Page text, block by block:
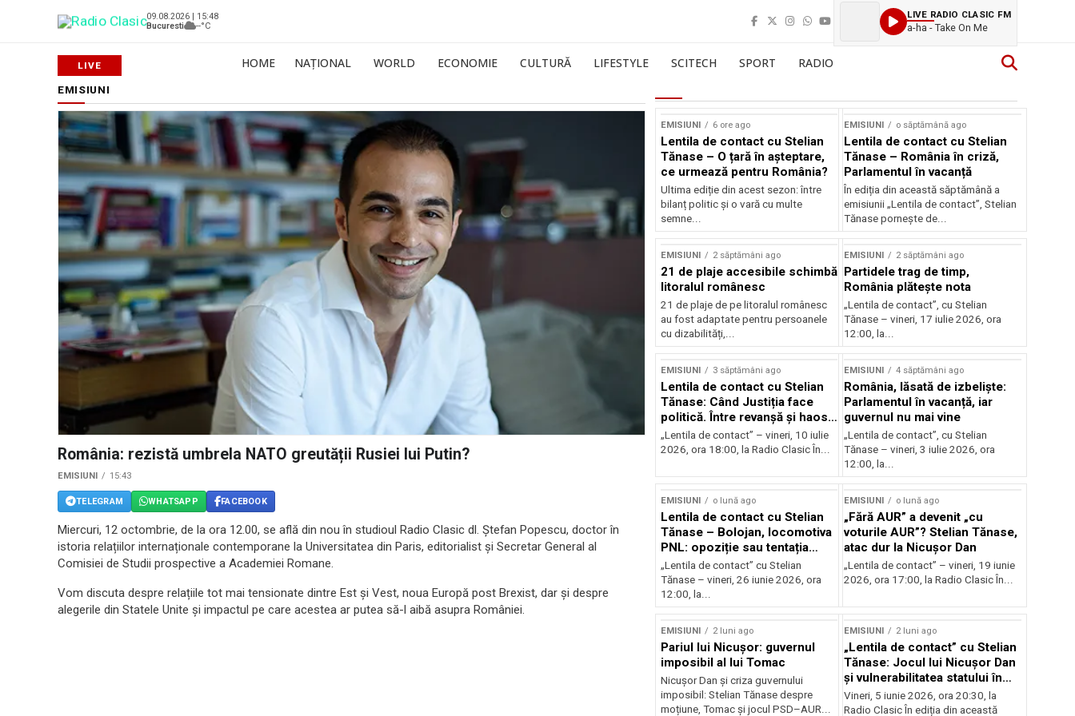
09.08.2026 | 15:48
Bucuresti
--°C
LIVE RADIO CLASIC FM
a-ha - Take On Me
HOME NAȚIONAL WORLD ECONOMIE CULTURĂ LIFESTYLE SCITECH SPORT RADIO
EMISIUNI
România: rezistă umbrela NATO greutății Rusiei lui Putin?
EMISIUNI 15:43
TELEGRAM WHATSAPP FACEBOOK
Miercuri, 12 octombrie, de la ora 12.00, se află din nou în studioul Radio Clasic dl. Ștefan Popescu, doctor în
istoria relațiilor internaționale contemporane la Universitatea din Paris, editorialist și Secretar General al
Comisiei de Studii prospective a Academiei Romane.
Vom discuta despre relațiile tot mai tensionate dintre Est și Vest, noua Europă post Brexist, dar și despre
alegerile din Statele Unite și impactul pe care acestea ar putea să-l aibă asupra României.
EMISIUNI 6 ore ago
Lentila de contact cu Stelian
Tănase – O țară în așteptare,
ce urmează pentru România?
Ultima ediție din acest sezon: între
bilanț politic și o vară cu multe
semne...
EMISIUNI o săptămână ago
Lentila de contact cu Stelian
Tănase – România în criză,
Parlamentul în vacanță
În ediția din această săptămână a
emisiunii „Lentila de contact”, Stelian
Tănase pornește de...
EMISIUNI 2 săptămâni ago
21 de plaje accesibile schimbă
litoralul românesc
21 de plaje de pe litoralul românesc
au fost adaptate pentru persoanele
cu dizabilități,...
EMISIUNI 2 săptămâni ago
Partidele trag de timp,
România plătește nota
„Lentila de contact”, cu Stelian
Tănase – vineri, 17 iulie 2026, ora
12:00, la...
EMISIUNI 3 săptămâni ago
Lentila de contact cu Stelian
Tănase: Când Justiția face
politică. Între revanșă și haos
instituțional
„Lentila de contact” – vineri, 10 iulie
2026, ora 18:00, la Radio Clasic În...
EMISIUNI 4 săptămâni ago
România, lăsată de izbeliște:
Parlamentul în vacanță, iar
guvernul nu mai vine
„Lentila de contact”, cu Stelian
Tănase – vineri, 3 iulie 2026, ora
12:00, la...
EMISIUNI o lună ago
Lentila de contact cu Stelian
Tănase – Bolojan, locomotiva
PNL: opoziție sau tentația
puterii?
„Lentila de contact” cu Stelian
Tănase – vineri, 26 iunie 2026, ora
12:00, la...
EMISIUNI o lună ago
„Fără AUR” a devenit „cu
voturile AUR”? Stelian Tănase,
atac dur la Nicușor Dan
„Lentila de contact” – vineri, 19 iunie
2026, ora 17:00, la Radio Clasic În...
EMISIUNI 2 luni ago
Pariul lui Nicușor: guvernul
imposibil al lui Tomac
Nicușor Dan și criza guvernului
imposibil: Stelian Tănase despre
moțiune, Tomac și jocul PSD–AUR...
EMISIUNI 2 luni ago
„Lentila de contact” cu Stelian
Tănase: Jocul lui Nicușor Dan
și vulnerabilitatea statului în
fața crizelor
Vineri, 5 iunie 2026, ora 20:30, la
Radio Clasic În ediția din această